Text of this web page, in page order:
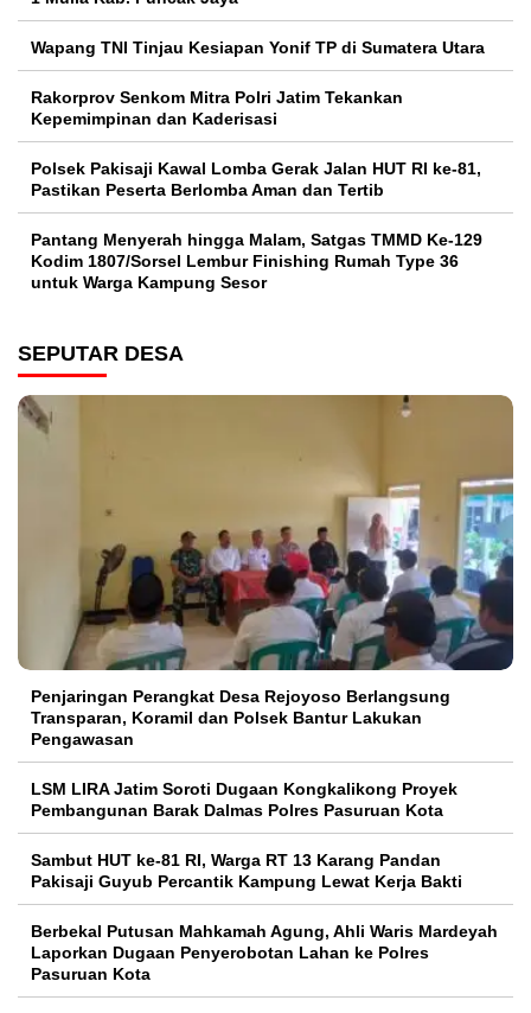
Wapang TNI Tinjau Kesiapan Yonif TP di Sumatera Utara
Rakorprov Senkom Mitra Polri Jatim Tekankan
Kepemimpinan dan Kaderisasi
Polsek Pakisaji Kawal Lomba Gerak Jalan HUT RI ke-81,
Pastikan Peserta Berlomba Aman dan Tertib
Pantang Menyerah hingga Malam, Satgas TMMD Ke-129
Kodim 1807/Sorsel Lembur Finishing Rumah Type 36
untuk Warga Kampung Sesor
SEPUTAR DESA
Penjaringan Perangkat Desa Rejoyoso Berlangsung
Transparan, Koramil dan Polsek Bantur Lakukan
Pengawasan
LSM LIRA Jatim Soroti Dugaan Kongkalikong Proyek
Pembangunan Barak Dalmas Polres Pasuruan Kota
Sambut HUT ke-81 RI, Warga RT 13 Karang Pandan
Pakisaji Guyub Percantik Kampung Lewat Kerja Bakti
Berbekal Putusan Mahkamah Agung, Ahli Waris Mardeyah
Laporkan Dugaan Penyerobotan Lahan ke Polres
Pasuruan Kota